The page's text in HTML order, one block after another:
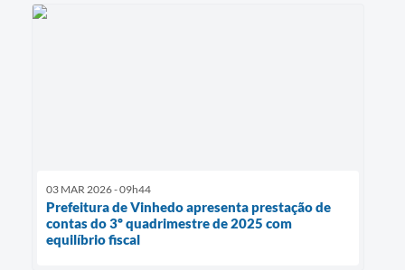
03 MAR 2026 - 09h44
Prefeitura de Vinhedo apresenta prestação de
contas do 3º quadrimestre de 2025 com
equilíbrio fiscal